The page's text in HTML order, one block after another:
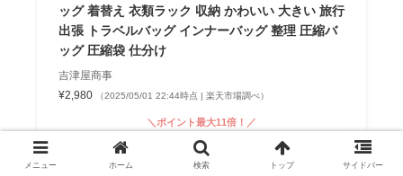
ッグ 着替え 衣類ラック 収納 かわいい 大きい 旅行
出張 トラベルバッグ インナーバッグ 整理 圧縮バ
ッグ 圧縮袋 仕分け
吉津屋商事
¥2,980
（2025/05/01 22:44時点 | 楽天市場調べ）
＼ポイント最大11倍！／
楽天市場
メニュー ホーム 検索 トップ サイドバー